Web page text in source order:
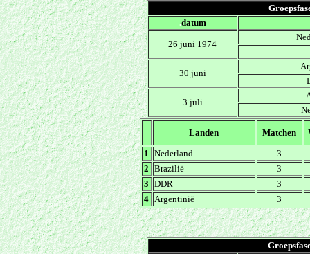
.datum
26 juni 1974
30 juni
3 juli
Landen Matchen
1 Nederland
3
2 Brazilië
3
3 DDR
3
4 Argentinië 3